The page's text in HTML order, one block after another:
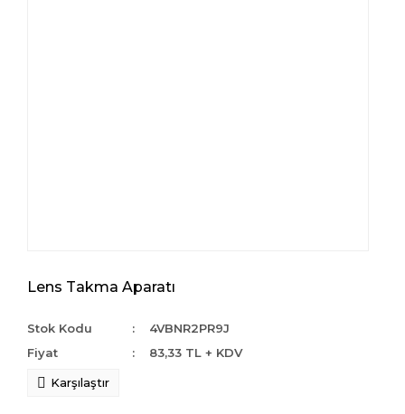
Lens Takma Aparatı
Stok Kodu
4VBNR2PR9J
Fiyat
83,33 TL + KDV
Karşılaştır